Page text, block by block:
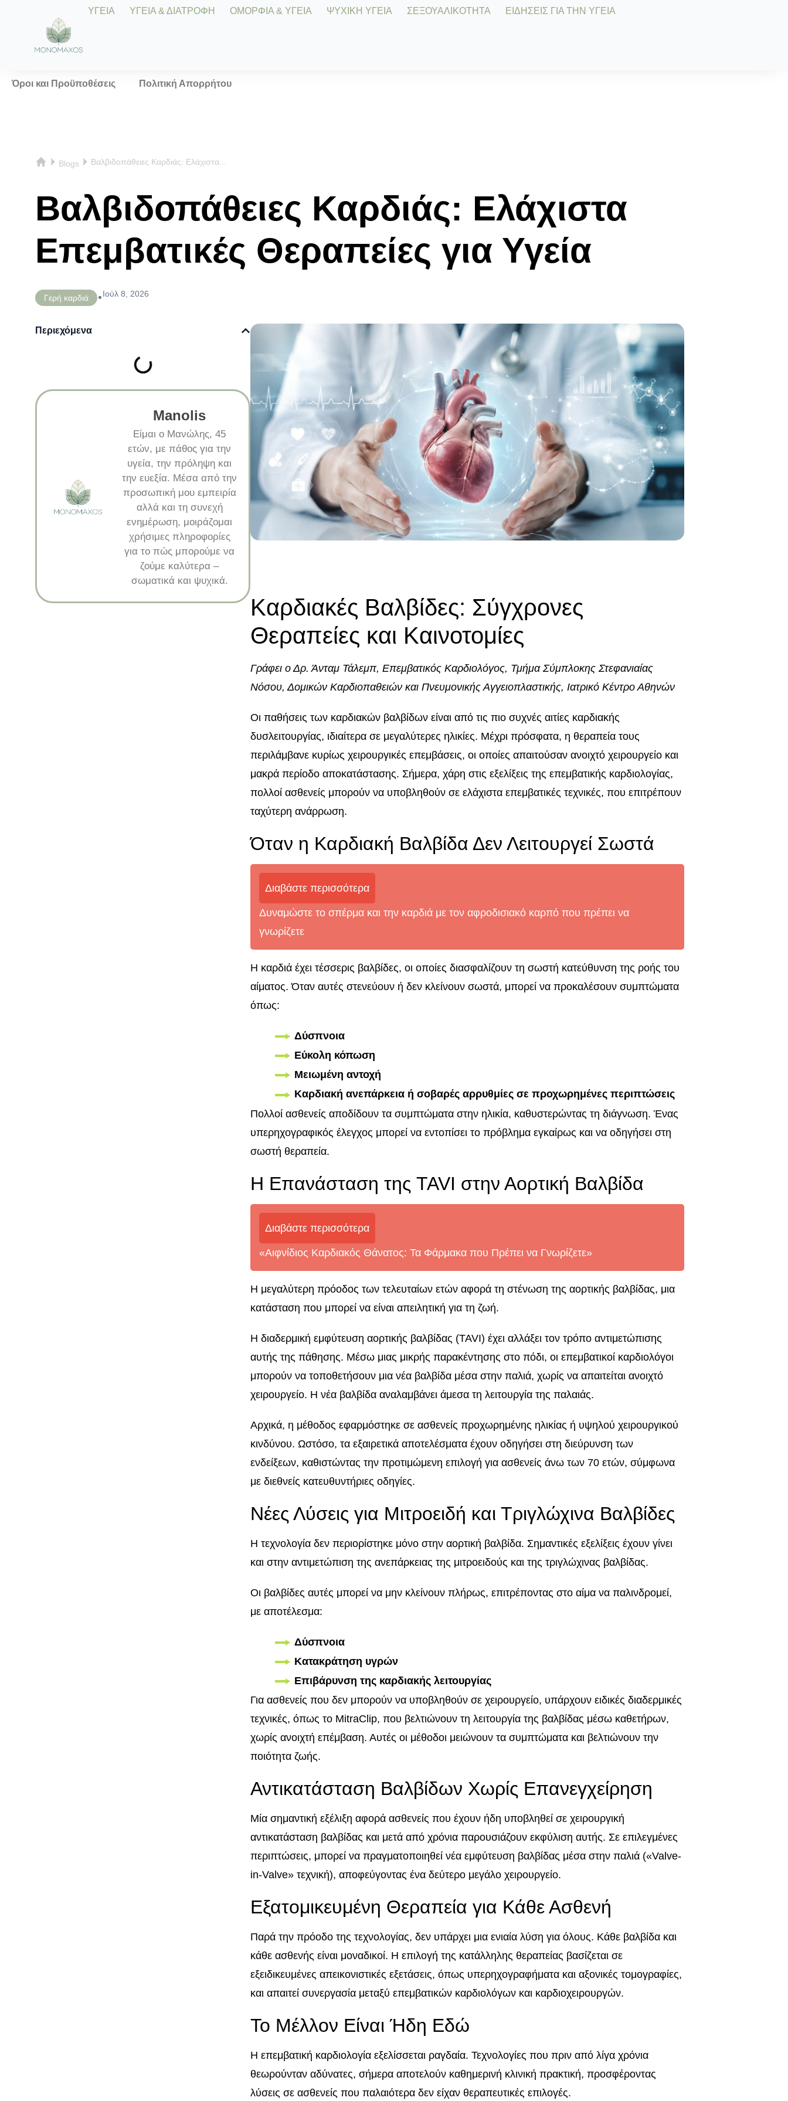
ΥΓΕΙΑ ΥΓΕΙΑ & ΔΙΑΤΡΟΦΗ ΟΜΟΡΦΙΑ & ΥΓΕΙΑ ΨΥΧΙΚΗ ΥΓΕΙΑ ΣΕΞΟΥΑΛΙΚΟΤΗΤΑ ΕΙΔΗΣΕΙΣ ΓΙΑ ΤΗΝ ΥΓΕΙΑ
Όροι και Προϋποθέσεις Πολιτική Απορρήτου
Blogs Βαλβιδοπάθειες Καρδιάς: Ελάχιστα...
Βαλβιδοπάθειες Καρδιάς: Ελάχιστα
Επεμβατικές Θεραπείες για Υγεία
Γερή καρδιά •Ιούλ 8, 2026
Περιεχόμενα
Manolis
Είμαι ο Μανώλης, 45
ετών, με πάθος για την
υγεία, την πρόληψη και
την ευεξία. Μέσα από την
προσωπική μου εμπειρία
αλλά και τη συνεχή
ενημέρωση, μοιράζομαι
χρήσιμες πληροφορίες
για το πώς μπορούμε να
ζούμε καλύτερα –
σωματικά και ψυχικά.
Καρδιακές Βαλβίδες: Σύγχρονες
Θεραπείες και Καινοτομίες
Γράφει ο Δρ. Άνταμ Τάλεμπ, Επεμβατικός Καρδιολόγος, Τμήμα Σύμπλοκης Στεφανιαίας
Νόσου, Δομικών Καρδιοπαθειών και Πνευμονικής Αγγειοπλαστικής, Ιατρικό Κέντρο Αθηνών
Οι παθήσεις των καρδιακών βαλβίδων είναι από τις πιο συχνές αιτίες καρδιακής
δυσλειτουργίας, ιδιαίτερα σε μεγαλύτερες ηλικίες. Μέχρι πρόσφατα, η θεραπεία τους
περιλάμβανε κυρίως χειρουργικές επεμβάσεις, οι οποίες απαιτούσαν ανοιχτό χειρουργείο και
μακρά περίοδο αποκατάστασης. Σήμερα, χάρη στις εξελίξεις της επεμβατικής καρδιολογίας,
πολλοί ασθενείς μπορούν να υποβληθούν σε ελάχιστα επεμβατικές τεχνικές, που επιτρέπουν
ταχύτερη ανάρρωση.
Όταν η Καρδιακή Βαλβίδα Δεν Λειτουργεί Σωστά
Διαβάστε περισσότερα
Δυναμώστε το σπέρμα και την καρδιά με τον αφροδισιακό καρπό που πρέπει να
γνωρίζετε
Η καρδιά έχει τέσσερις βαλβίδες, οι οποίες διασφαλίζουν τη σωστή κατεύθυνση της ροής του
αίματος. Όταν αυτές στενεύουν ή δεν κλείνουν σωστά, μπορεί να προκαλέσουν συμπτώματα
όπως:
Δύσπνοια
Εύκολη κόπωση
Μειωμένη αντοχή
Καρδιακή ανεπάρκεια ή σοβαρές αρρυθμίες σε προχωρημένες περιπτώσεις
Πολλοί ασθενείς αποδίδουν τα συμπτώματα στην ηλικία, καθυστερώντας τη διάγνωση. Ένας
υπερηχογραφικός έλεγχος μπορεί να εντοπίσει το πρόβλημα εγκαίρως και να οδηγήσει στη
σωστή θεραπεία.
Η Επανάσταση της TAVI στην Αορτική Βαλβίδα
Διαβάστε περισσότερα
«Αιφνίδιος Καρδιακός Θάνατος: Τα Φάρμακα που Πρέπει να Γνωρίζετε»
Η μεγαλύτερη πρόοδος των τελευταίων ετών αφορά τη στένωση της αορτικής βαλβίδας, μια
κατάσταση που μπορεί να είναι απειλητική για τη ζωή.
Η διαδερμική εμφύτευση αορτικής βαλβίδας (TAVI) έχει αλλάξει τον τρόπο αντιμετώπισης
αυτής της πάθησης. Μέσω μιας μικρής παρακέντησης στο πόδι, οι επεμβατικοί καρδιολόγοι
μπορούν να τοποθετήσουν μια νέα βαλβίδα μέσα στην παλιά, χωρίς να απαιτείται ανοιχτό
χειρουργείο. Η νέα βαλβίδα αναλαμβάνει άμεσα τη λειτουργία της παλαιάς.
Αρχικά, η μέθοδος εφαρμόστηκε σε ασθενείς προχωρημένης ηλικίας ή υψηλού χειρουργικού
κινδύνου. Ωστόσο, τα εξαιρετικά αποτελέσματα έχουν οδηγήσει στη διεύρυνση των
ενδείξεων, καθιστώντας την προτιμώμενη επιλογή για ασθενείς άνω των 70 ετών, σύμφωνα
με διεθνείς κατευθυντήριες οδηγίες.
Νέες Λύσεις για Μιτροειδή και Τριγλώχινα Βαλβίδες
Η τεχνολογία δεν περιορίστηκε μόνο στην αορτική βαλβίδα. Σημαντικές εξελίξεις έχουν γίνει
και στην αντιμετώπιση της ανεπάρκειας της μιτροειδούς και της τριγλώχινας βαλβίδας.
Οι βαλβίδες αυτές μπορεί να μην κλείνουν πλήρως, επιτρέποντας στο αίμα να παλινδρομεί,
με αποτέλεσμα:
Δύσπνοια
Κατακράτηση υγρών
Επιβάρυνση της καρδιακής λειτουργίας
Για ασθενείς που δεν μπορούν να υποβληθούν σε χειρουργείο, υπάρχουν ειδικές διαδερμικές
τεχνικές, όπως το MitraClip, που βελτιώνουν τη λειτουργία της βαλβίδας μέσω καθετήρων,
χωρίς ανοιχτή επέμβαση. Αυτές οι μέθοδοι μειώνουν τα συμπτώματα και βελτιώνουν την
ποιότητα ζωής.
Αντικατάσταση Βαλβίδων Χωρίς Επανεγχείρηση
Μία σημαντική εξέλιξη αφορά ασθενείς που έχουν ήδη υποβληθεί σε χειρουργική
αντικατάσταση βαλβίδας και μετά από χρόνια παρουσιάζουν εκφύλιση αυτής. Σε επιλεγμένες
περιπτώσεις, μπορεί να πραγματοποιηθεί νέα εμφύτευση βαλβίδας μέσα στην παλιά («Valve-
in-Valve» τεχνική), αποφεύγοντας ένα δεύτερο μεγάλο χειρουργείο.
Εξατομικευμένη Θεραπεία για Κάθε Ασθενή
Παρά την πρόοδο της τεχνολογίας, δεν υπάρχει μια ενιαία λύση για όλους. Κάθε βαλβίδα και
κάθε ασθενής είναι μοναδικοί. Η επιλογή της κατάλληλης θεραπείας βασίζεται σε
εξειδικευμένες απεικονιστικές εξετάσεις, όπως υπερηχογραφήματα και αξονικές τομογραφίες,
και απαιτεί συνεργασία μεταξύ επεμβατικών καρδιολόγων και καρδιοχειρουργών.
Το Μέλλον Είναι Ήδη Εδώ
Η επεμβατική καρδιολογία εξελίσσεται ραγδαία. Τεχνολογίες που πριν από λίγα χρόνια
θεωρούνταν αδύνατες, σήμερα αποτελούν καθημερινή κλινική πρακτική, προσφέροντας
λύσεις σε ασθενείς που παλαιότερα δεν είχαν θεραπευτικές επιλογές.